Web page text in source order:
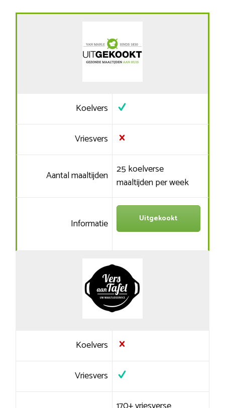
Koelvers
Vriesvers
Aantal maaltijden 25 koelverse
maaltijden per week
Informatie Uitgekookt
Koelvers
Vriesvers